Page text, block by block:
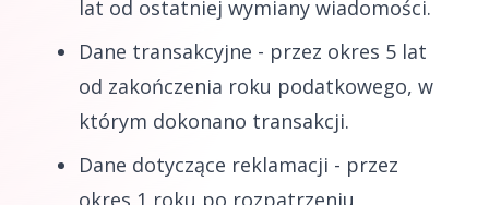
lat od ostatniej wymiany wiadomości.
Dane transakcyjne - przez okres 5 lat
od zakończenia roku podatkowego, w
którym dokonano transakcji.
Dane dotyczące reklamacji - przez
okres 1 roku po rozpatrzeniu